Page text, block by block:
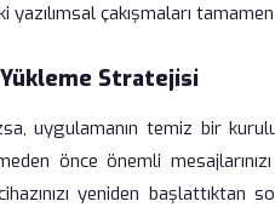
yazılımsal çakışmaları
Yükleme Stratejisi
uygulamanın temiz bir
önce önemli
yeniden